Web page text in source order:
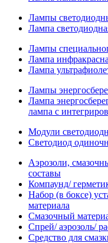
Лампы
Лампа
Лампы
Лампа
Лампа
Лампы
Лампа
лампа с
Модули
Светодиод
Аэрозоли,
составы
Компаунд/
Набор (в боксе)
материала
Смазочный
Спрей/ аэрозоль/
Средство для